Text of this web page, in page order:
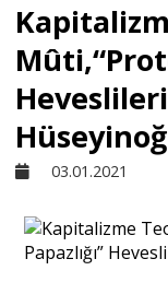
03.01.2021